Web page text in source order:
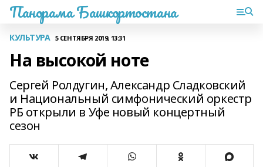
Панорама Башкортостана
КУЛЬТУРА 5 СЕНТЯБРЯ 2019, 13:31
На высокой ноте
Сергей Ролдугин, Александр Сладковский
и Национальный симфонический оркестр
РБ открыли в Уфе новый концертный
сезон